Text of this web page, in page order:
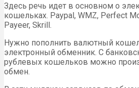
Здесь речь идет в основном о
кошельках. Paypal, WMZ, Perfect
Payeer, Skrill.
Нужно пополнить валютный
электронный обменник. С
рублевых кошельков можно
обмен.